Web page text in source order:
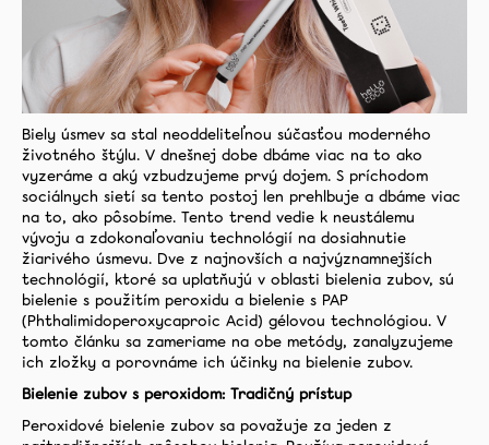
Kontakt
Biely úsmev sa stal neoddeliteľnou súčasťou moderného
životného štýlu. V dnešnej dobe dbáme viac na to ako
vyzeráme a aký vzbudzujeme prvý dojem. S príchodom
sociálnych sietí sa tento postoj len prehlbuje a dbáme viac
na to, ako pôsobíme. Tento trend vedie k neustálemu
vývoju a zdokonaľovaniu technológií na dosiahnutie
žiarivého úsmevu. Dve z najnovších a najvýznamnejších
technológií, ktoré sa uplatňujú v oblasti bielenia zubov, sú
bielenie s použitím peroxidu a bielenie s PAP
(Phthalimidoperoxycaproic Acid) gélovou technológiou. V
tomto článku sa zameriame na obe metódy, zanalyzujeme
ich zložky a porovnáme ich účinky na bielenie zubov.
Bielenie zubov s peroxidom: Tradičný prístup
Peroxidové bielenie zubov sa považuje za jeden z